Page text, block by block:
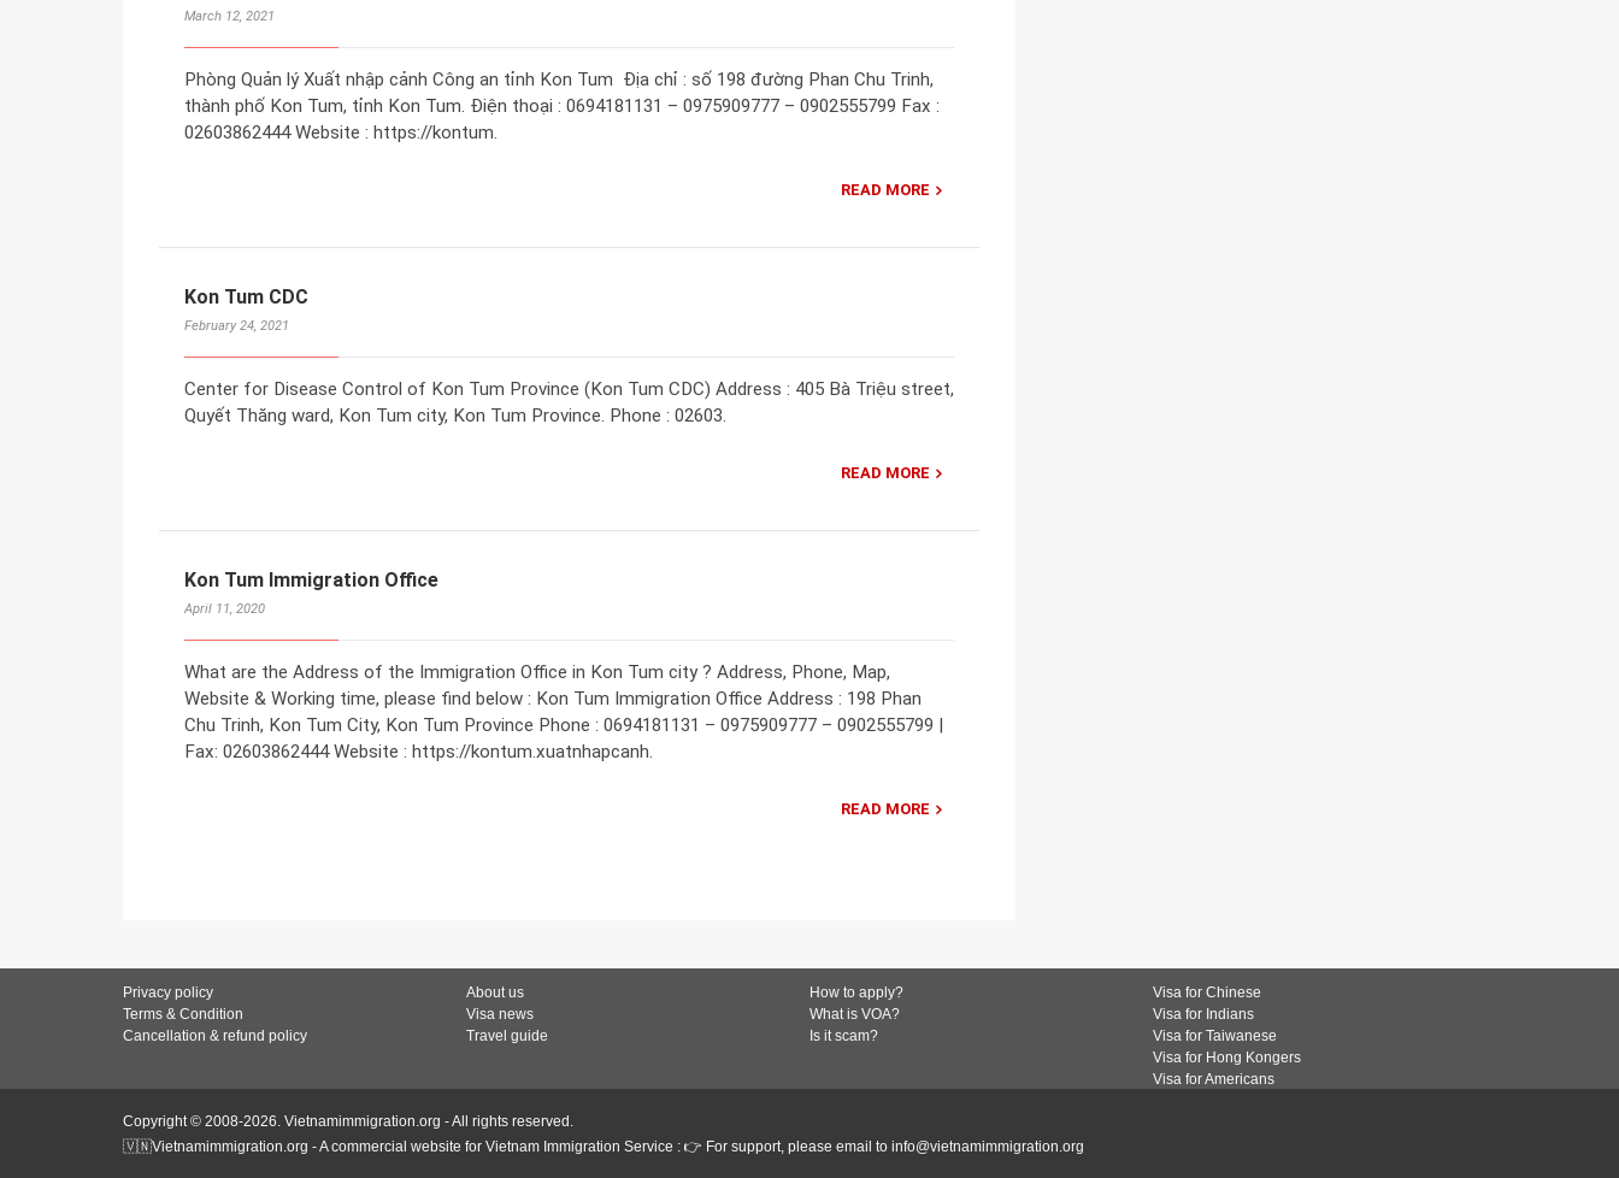
March 12, 2021
Phòng Quản lý Xuất nhập cảnh Công an tỉnh Kon Tum Địa chỉ : số 198 đường Phan Chu Trinh,
thành phố Kon Tum, tỉnh Kon Tum. Điện thoại : 0694181131 – 0975909777 – 0902555799 Fax :
02603862444 Website : https://kontum.
READ MORE
Kon Tum CDC
February 24, 2021
Center for Disease Control of Kon Tum Province (Kon Tum CDC) Address : 405 Bà Triệu street,
Quyết Thăng ward, Kon Tum city, Kon Tum Province. Phone : 02603.
READ MORE
Kon Tum Immigration Office
April 11, 2020
What are the Address of the Immigration Office in Kon Tum city ? Address, Phone, Map,
Website & Working time, please find below : Kon Tum Immigration Office Address : 198 Phan
Chu Trinh, Kon Tum City, Kon Tum Province Phone : 0694181131 – 0975909777 – 0902555799 |
Fax: 02603862444 Website : https://kontum.xuatnhapcanh.
READ MORE
Privacy policy
Terms & Condition
Cancellation & refund policy
About us
Visa news
Travel guide
How to apply?
What is VOA?
Is it scam?
Visa for Chinese
Visa for Indians
Visa for Taiwanese
Visa for Hong Kongers
Visa for Americans
Copyright © 2008-2026. Vietnamimmigration.org - All rights reserved.
🇻🇳Vietnamimmigration.org - A commercial website for Vietnam Immigration Service : 👉 For support, please email to info@vietnamimmigration.org